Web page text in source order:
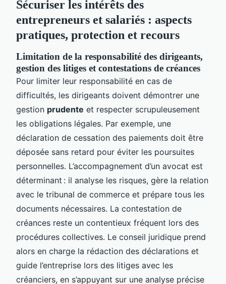
Sécuriser les intérêts des
entrepreneurs et salariés : aspects
pratiques, protection et recours
Limitation de la responsabilité des dirigeants,
gestion des litiges et contestations de créances
Pour limiter leur responsabilité en cas de
difficultés, les dirigeants doivent démontrer une
gestion prudente et respecter scrupuleusement
les obligations légales. Par exemple, une
déclaration de cessation des paiements doit être
déposée sans retard pour éviter les poursuites
personnelles. L’accompagnement d’un avocat est
déterminant : il analyse les risques, gère la relation
avec le tribunal de commerce et prépare tous les
documents nécessaires. La contestation de
créances reste un contentieux fréquent lors des
procédures collectives. Le conseil juridique prend
alors en charge la rédaction des déclarations et
guide l’entreprise lors des litiges avec les
créanciers, en s’appuyant sur une analyse précise